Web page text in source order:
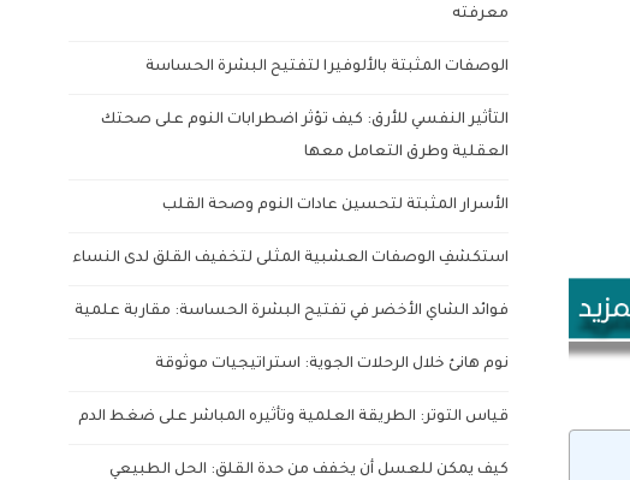
معرفته
الوصفات المثبتة بالألوفيرا لتفتيح البشرة الحساسة
التأثير النفسي للأرق: كيف تؤثر اضطرابات النوم على صحتك
العقلية وطرق التعامل معها
الأسرار المثبتة لتحسين عادات النوم وصحة القلب
استكشفِ الوصفات العشبية المثلى لتخفيف القلق لدى النساء
فوائد الشاي الأخضر في تفتيح البشرة الحساسة: مقاربة علمية
نوم هانئ خلال الرحلات الجوية: استراتيجيات موثوقة
قياس التوتر: الطريقة العلمية وتأثيره المباشر على ضغط الدم
كيف يمكن للعسل أن يخفف من حدة القلق: الحل الطبيعي